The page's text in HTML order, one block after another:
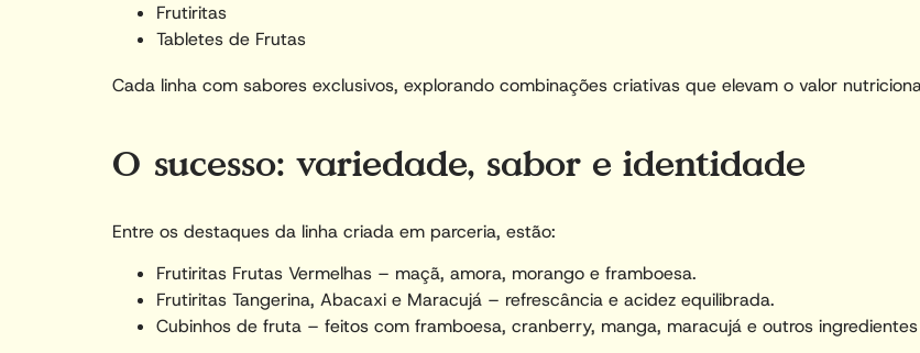
Frutiritas
Tabletes de Frutas
Cada linha com sabores exclusivos, explorando combinações criativas que elevam o valor
O sucesso: variedade, sabor e identidade
Entre os destaques da linha criada em parceria, estão:
Frutiritas Frutas Vermelhas – maçã, amora, morango e framboesa.
Frutiritas Tangerina, Abacaxi e Maracujá – refrescância e acidez equilibrada.
Cubinhos de fruta – feitos com framboesa, cranberry, manga, maracujá e outros